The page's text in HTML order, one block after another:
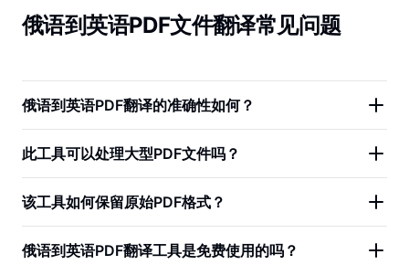
俄语到英语PDF文件翻译常见问题
俄语到英语PDF翻译的准确性如何？
此工具可以处理大型PDF文件吗？
该工具如何保留原始PDF格式？
俄语到英语PDF翻译工具是免费使用的吗？